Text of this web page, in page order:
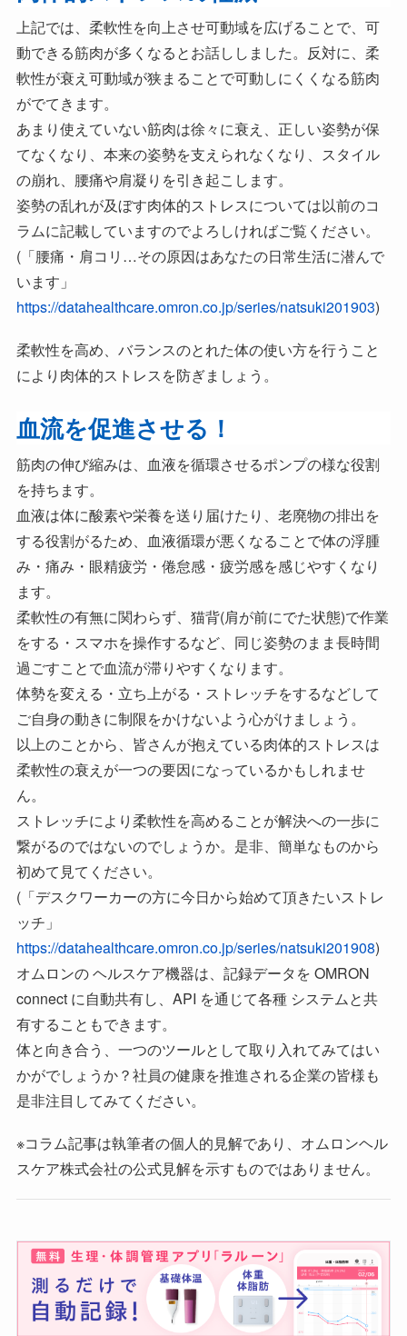
上記では、柔軟性を向上させ可動域を広げることで、可
動できる筋肉が多くなるとお話ししました。反対に、柔
軟性が衰え可動域が狭まることで可動しにくくなる筋肉
がでてきます。
あまり使えていない筋肉は徐々に衰え、正しい姿勢が保
てなくなり、本来の姿勢を支えられなくなり、スタイル
の崩れ、腰痛や肩凝りを引き起こします。
姿勢の乱れが及ぼす肉体的ストレスについては以前のコ
ラムに記載していますのでよろしければご覧ください。
(「腰痛・肩コリ…その原因はあなたの日常生活に潜んで
います」
https://datahealthcare.omron.co.jp/series/natsuki201903)
柔軟性を高め、バランスのとれた体の使い方を行うこと
により肉体的ストレスを防ぎましょう。
血流を促進させる！
筋肉の伸び縮みは、血液を循環させるポンプの様な役割
を持ちます。
血液は体に酸素や栄養を送り届けたり、老廃物の排出を
する役割がるため、血液循環が悪くなることで体の浮腫
み・痛み・眼精疲労・倦怠感・疲労感を感じやすくなり
ます。
柔軟性の有無に関わらず、猫背(肩が前にでた状態)で作業
をする・スマホを操作するなど、同じ姿勢のまま長時間
過ごすことで血流が滞りやすくなります。
体勢を変える・立ち上がる・ストレッチをするなどして
ご自身の動きに制限をかけないよう心がけましょう。
以上のことから、皆さんが抱えている肉体的ストレスは
柔軟性の衰えが一つの要因になっているかもしれませ
ん。
ストレッチにより柔軟性を高めることが解決への一歩に
繋がるのではないのでしょうか。是非、簡単なものから
初めて見てください。
(「デスクワーカーの方に今日から始めて頂きたいストレ
ッチ」
https://datahealthcare.omron.co.jp/series/natsuki201908)
オムロンの ヘルスケア機器は、記録データを OMRON
connect に自動共有し、API を通じて各種 システムと共
有することもできます。
体と向き合う、一つのツールとして取り入れてみてはい
かがでしょうか？社員の健康を推進される企業の皆様も
是非注目してみてください。
※コラム記事は執筆者の個人的見解であり、オムロンヘル
スケア株式会社の公式見解を示すものではありません。